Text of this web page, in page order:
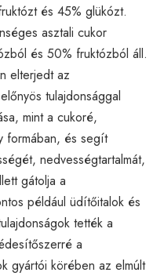
és 45% glükózt.
asztali cukor
és 50% fruktózból áll.
elterjedt az
tulajdonsággal
mint a cukoré,
formában, és segít
nedvességtartalmát,
gátolja a
például üdítőitalok és
tették a
a
gyártói körében az elmúlt